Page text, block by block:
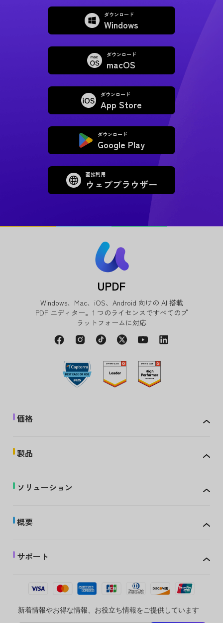
ダウンロード
Windows
ダウンロード
macOS
ダウンロード
App Store
ダウンロード
Google Play
直接利用
ウェブブラウザー
UPDF
Windows、Mac、iOS、Android 向けの AI 搭載
PDF エディター。1 つのライセンスですべてのプ
ラットフォームに対応
価格
製品
ソリューション
概要
サポート
新着情報やお得な情報、お役立ち情報をご提供しています